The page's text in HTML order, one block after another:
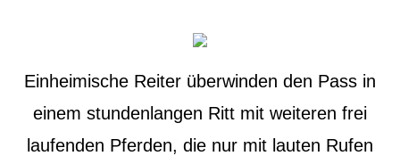
Einheimische Reiter überwinden den Pass in
einem stundenlangen Ritt mit weiteren frei
laufenden Pferden, die nur mit lauten Rufen